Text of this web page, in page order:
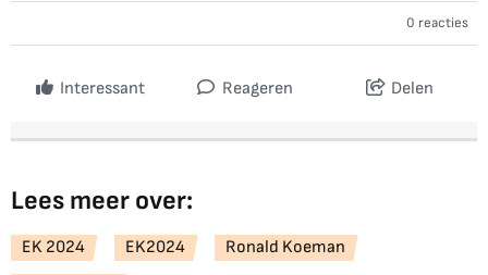
0 reacties
Interessant Reageren Delen
Lees meer over:
EK 2024 EK2024
Ronald Koeman